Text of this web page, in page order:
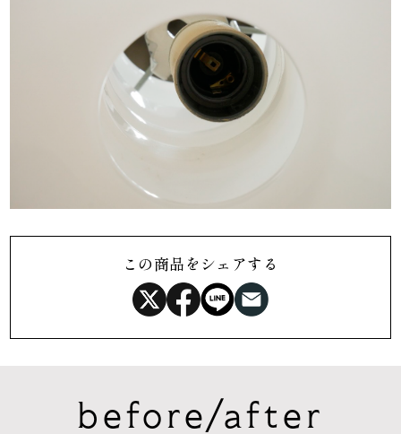
この商品をシェアする
before/after